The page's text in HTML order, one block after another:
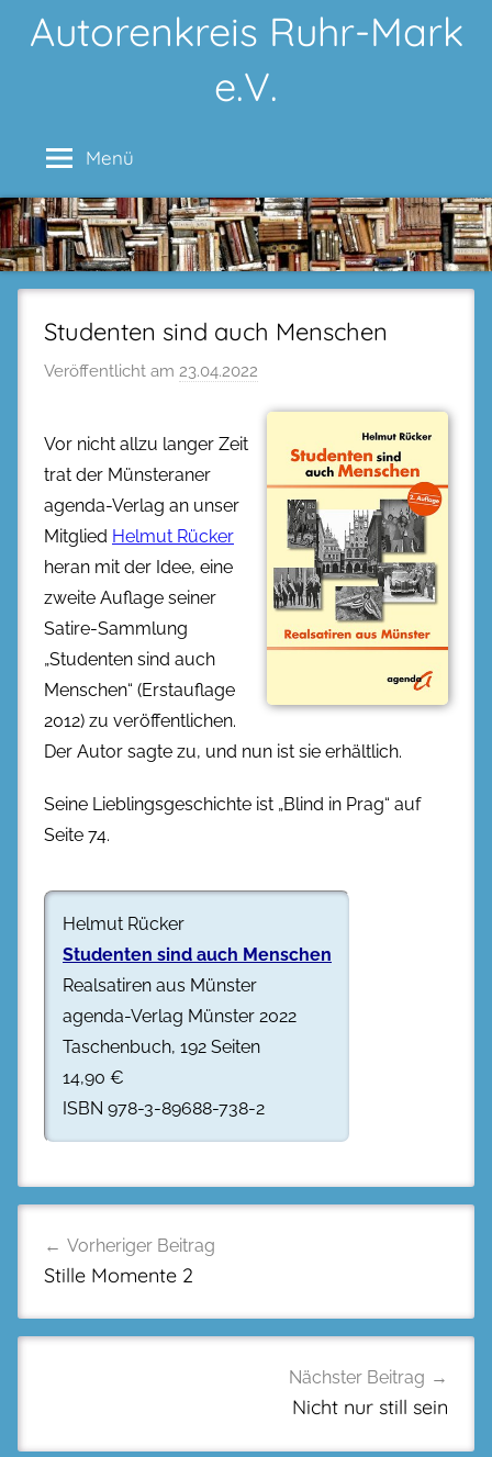
InhaltAutorenkreis Ruhr-Mark
e.V.
Menü
Studenten sind auch Menschen
Veröffentlicht am 23.04.2022
Vor nicht allzu langer Zeit
trat der Münsteraner
agenda-Verlag an unser
Mitglied Helmut Rücker
heran mit der Idee, eine
zweite Auflage seiner
Satire-Sammlung
„Studenten sind auch
Menschen“ (Erstauflage
2012) zu veröffentlichen.
Der Autor sagte zu, und nun ist sie erhältlich.
Seine Lieblingsgeschichte ist „Blind in Prag“ auf
Seite 74.
Helmut Rücker
Studenten sind auch Menschen
Realsatiren aus Münster
agenda-Verlag Münster 2022
Taschenbuch, 192 Seiten
14,90 €
ISBN 978-3-89688-738-2
Vorheriger Beitrag
Stille Momente 2
Nächster Beitrag
Nicht nur still sein